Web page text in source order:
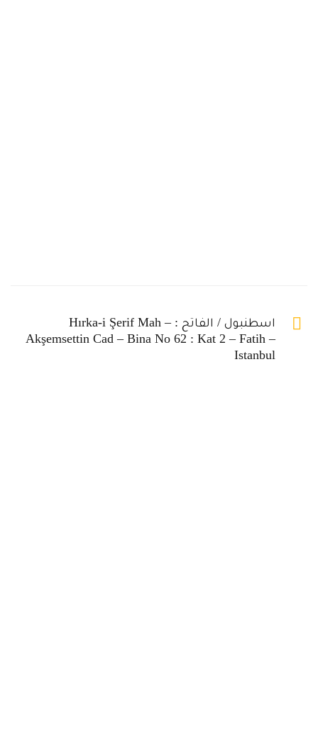
اسطنبول / الفاتح : Hırka-i Şerif Mah –
Akşemsettin Cad – Bina No 62 : Kat 2 – Fatih –
Istanbul